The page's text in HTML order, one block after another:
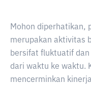
Mohon diperhatikan,
merupakan aktivitas
bersifat fluktuatif
dari waktu ke waktu.
mencerminkan